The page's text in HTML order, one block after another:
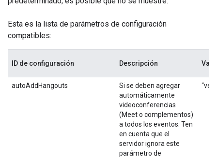
Esta es la lista de parámetros de configuración
compatibles:
ID de configuración Descripción
autoAddHangouts
Si se deben agregar
automáticamente
videoconferencias
(Meet o complementos)
a todos los eventos. Ten
en cuenta que el
servidor ignora este
parámetro de